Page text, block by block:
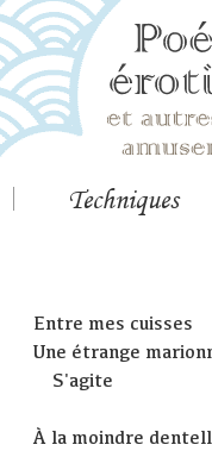
Techniques
Entre mes cuisses
Une étrange
S'agite
À la moindre